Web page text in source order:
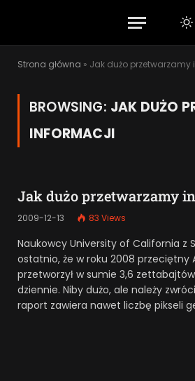
Strona główna » Jak dużo przetwarzamy
BROWSING: JAK DUŻO
INFORMACJI
Jak dużo przetwarzamy
2009-12-13 83 Views
Naukowcy University of California z
ostatnio, że w roku 2008 przeciętny
przetworzył w sumie 3,6
dziennie. Niby dużo, ale należy
raport zawiera nawet liczbę pikseli